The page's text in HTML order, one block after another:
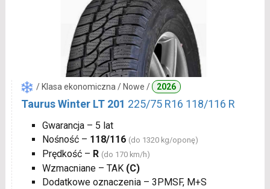
/ Klasa ekonomiczna / Nowe / 2026
Taurus Winter LT 201 225/75 R16 118/116 R
Gwarancja – 5 lat
Nośność – 118/116 (do 1320 kg/oponę)
Prędkość – R (do 170 km/h)
Wzmacniane – TAK (C)
Dodatkowe oznaczenia – 3PMSF, M+S